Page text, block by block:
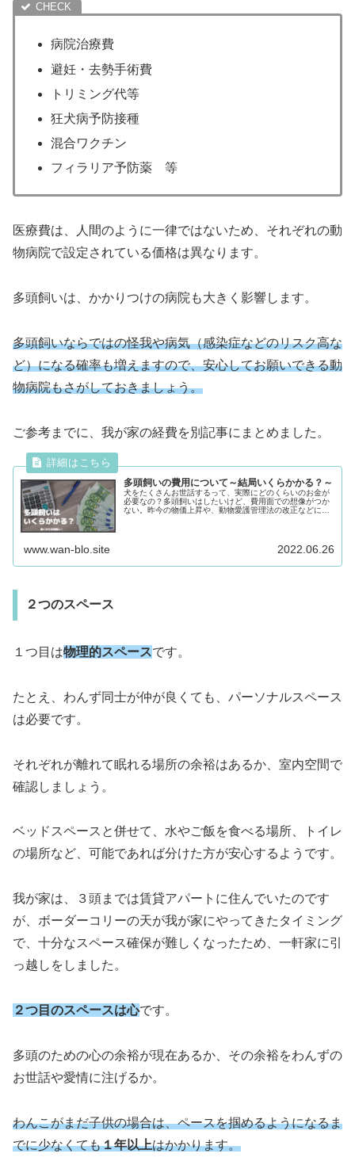
病院治療費
避妊・去勢手術費
トリミング代等
狂犬病予防接種
混合ワクチン
フィラリア予防薬 等
医療費は、人間のように一律ではないため、それぞれの動
物病院で設定されている価格は異なります。
多頭飼いは、かかりつけの病院も大きく影響します。
多頭飼いならではの怪我や病気（感染症などのリスク高な
ど）になる確率も増えますので、安心してお願いできる動
物病院もさがしておきましょう。
ご参考までに、我が家の経費を別記事にまとめました。
多頭飼いの費用について～結局いくらかかる？～
犬をたくさんお世話するって、実際にどのくらいのお金が
必要なの？多頭飼いはしたいけど、費用面での想像がつか
ない。昨今の物価上昇や、動物愛護管理法の改正などによ
www.wan-blo.site 2022.06.26
２つのスペース
１つ目は物理的スペースです。
たとえ、わんず同士が仲が良くても、パーソナルスペース
は必要です。
それぞれが離れて眠れる場所の余裕はあるか、室内空間で
確認しましょう。
ベッドスペースと併せて、水やご飯を食べる場所、トイレ
の場所など、可能であれば分けた方が安心するようです。
我が家は、３頭までは賃貸アパートに住んでいたのです
が、ボーダーコリーの天が我が家にやってきたタイミング
で、十分なスペース確保が難しくなったため、一軒家に引
っ越しをしました。
２つ目のスペースは心です。
多頭のための心の余裕が現在あるか、その余裕をわんずの
お世話や愛情に注げるか。
わんこがまだ子供の場合は、ペースを掴めるようになるま
でに少なくても１年以上はかかります。